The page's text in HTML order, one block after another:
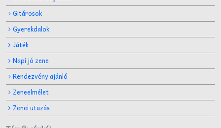
Gitárosok
Gyerekdalok
Játék
Napi jó zene
Rendezvény ajánló
Zeneelmélet
Zenei utazás